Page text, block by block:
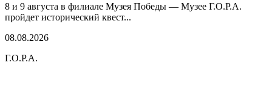
8 и 9 августа в филиале Музея Победы — Музее Г.О.Р.А.
пройдет исторический квест...
08.08.2026
Г.О.Р.А.